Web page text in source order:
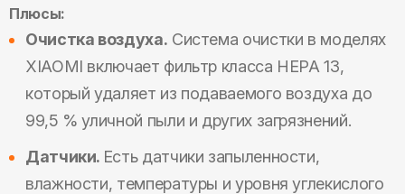
Плюсы:
Очистка воздуха. Система очистки в моделях
XIAOMI включает фильтр класса НЕРА 13,
который удаляет из подаваемого воздуха до
99,5 % уличной пыли и других загрязнений.
Датчики. Есть датчики запыленности,
влажности, температуры и уровня углекислого